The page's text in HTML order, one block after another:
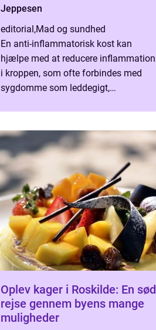
Jeppesen
editorial,Mad og sundhed
En anti-inflammatorisk kost kan
hjælpe med at reducere inflammation
i kroppen, som ofte forbindes med
sygdomme som leddegigt,
Oplev kager i Roskilde: En sød
rejse gennem byens mange
muligheder